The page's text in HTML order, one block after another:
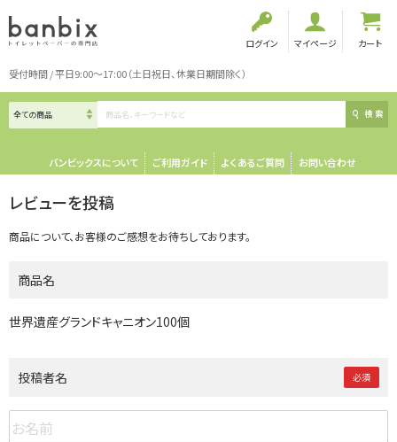
ログイン マイページ カート
受付時間 / 平日9:00～17:00（土日祝日、休業日期間除く）
検索
バンビックスについて ご利用ガイド よくあるご質問 お問い合わせ
レビューを投稿
商品について、お客様のご感想をお待ちしております。
商品名
世界遺産グランドキャニオン100個
投稿者名 必須